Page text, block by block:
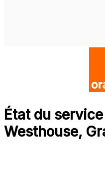
État du
Westhouse,